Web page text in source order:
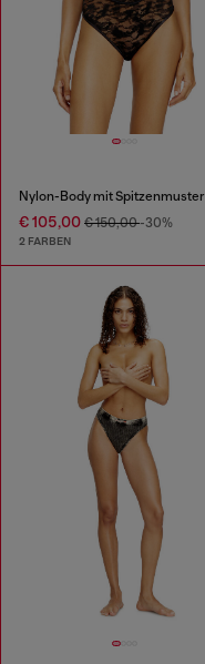
Nylon-Body mit Spitzenmuster
€ 105,00 € 150,00-30%
2 FARBEN